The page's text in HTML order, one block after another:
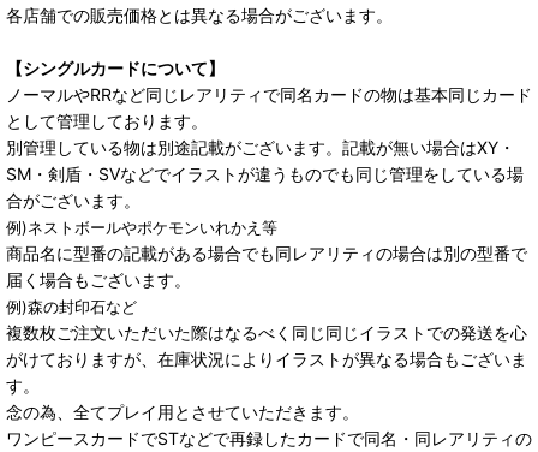
各店舗での販売価格とは異なる場合がございます。
【シングルカードについて】
ノーマルやRRなど同じレアリティで同名カードの物は基本同じカード
として管理しております。
別管理している物は別途記載がございます。記載が無い場合はXY・
SM・剣盾・SVなどでイラストが違うものでも同じ管理をしている場
合がございます。
例)ネストボールやポケモンいれかえ等
商品名に型番の記載がある場合でも同レアリティの場合は別の型番で
届く場合もございます。
例)森の封印石など
複数枚ご注文いただいた際はなるべく同じ同じイラストでの発送を心
がけておりますが、在庫状況によりイラストが異なる場合もございま
す。
念の為、全てプレイ用とさせていただきます。
ワンピースカードでSTなどで再録したカードで同名・同レアリティの